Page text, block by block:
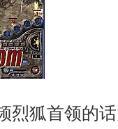
烈狐首领的